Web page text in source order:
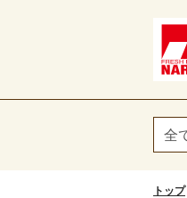
トップ